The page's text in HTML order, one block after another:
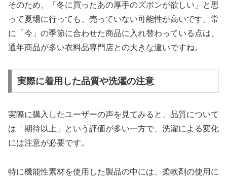
そのため、「冬に買ったあの厚手のズボンが欲しい」と思
って夏場に行っても、売っていない可能性が高いです。常
に「今」の季節に合わせた商品に入れ替わっている点は、
通年商品が多い衣料品専門店との大きな違いですね。
実際に着用した品質や洗濯の注意
実際に購入したユーザーの声を見てみると、品質について
は「期待以上」という評価が多い一方で、洗濯による変化
には注意が必要です。
特に機能性素材を使用した製品の中には、柔軟剤の使用に